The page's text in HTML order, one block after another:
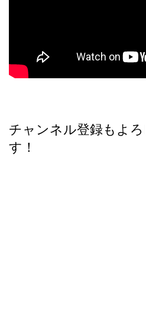
チャンネル登録もよ
す！